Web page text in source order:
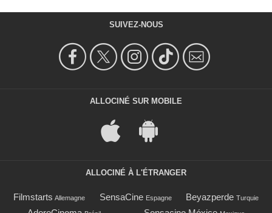
SUIVEZ-NOUS
ALLOCINÉ SUR MOBILE
ALLOCINÉ À L'ÉTRANGER
Filmstarts Allemagne SensaCine Espagne Beyazperde Turquie